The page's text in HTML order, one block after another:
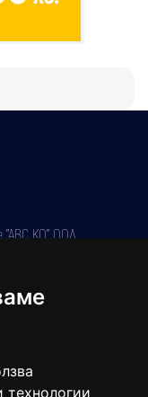
технологии
"АВС КО" ООД,